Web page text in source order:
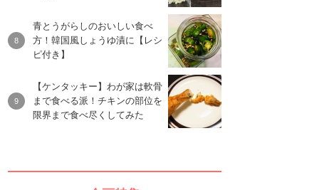
青とうがらしのおいしい食べ
方！韓国風しょうゆ漬に【レシ
ピ付き】
【ケンタッキー】わが家は軟骨
まで食べる派！チキンの部位を
限界まで食べ尽くしてみた